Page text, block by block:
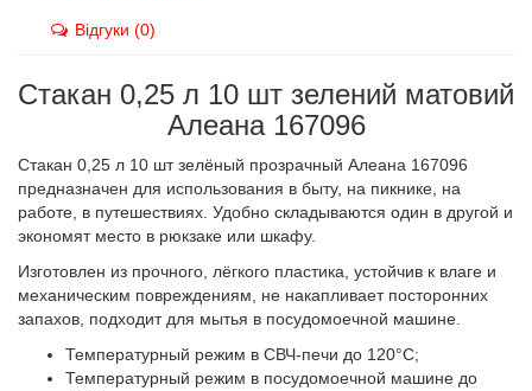
Відгуки (0)
Стакан 0,25 л 10 шт зелений матовий
Алеана 167096
Стакан 0,25 л 10 шт зелёный прозрачный Алеана 167096
предназначен для использования в быту, на пикнике, на
работе, в путешествиях. Удобно складываются один в другой и
экономят место в рюкзаке или шкафу.
Изготовлен из прочного, лёгкого пластика, устойчив к влаге и
механическим повреждениям, не накапливает посторонних
запахов, подходит для мытья в посудомоечной машине.
Температурный режим в СВЧ-печи до 120°C;
Температурный режим в посудомоечной машине до